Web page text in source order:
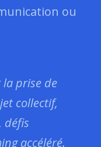
ou
prise de
collectif,
défis
accéléré.